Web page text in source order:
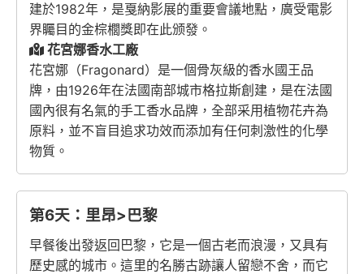
建於1982年，是戛納影展的重要會議地點，廣受電影
界矚目的金棕櫚獎即在此颁發。
花宮娜香水工廠
花宮娜（Fragonard）是一個骨灰級的香水國王品
牌，由1926年在法國南部城市格拉斯創建，是在法國
國內很有名氣的手工香水品牌，全部采用植物花卉為
原料，並不盲目追求功效而添加有任何刺激性的化學
物質。
第6天：里昂>巴黎
早餐後出發返回巴黎，它是一個古老而浪漫，又具有
歷史感的城市。這里的名勝古跡讓人留戀不舍，而它